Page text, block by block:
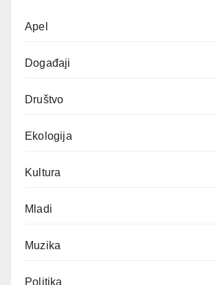
Apel
Događaji
Društvo
Ekologija
Kultura
Mladi
Muzika
Politika